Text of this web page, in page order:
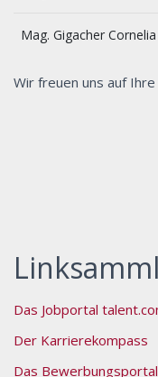
Mag. Gigacher Cornelia
Wir freuen uns auf
Das Jobportal
Der Karrierekompass
Das Bewerbungsportal